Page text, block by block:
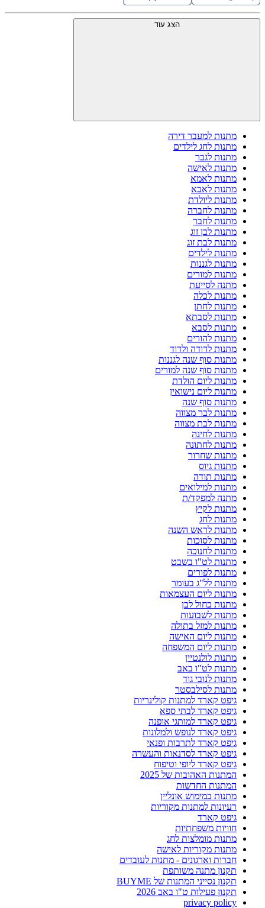
הצג עוד
מתנות למעבר דירה
מתנות לחג לילדים
מתנות לגבר
מתנות לאישה
מתנות לאמא
מתנות לאבא
מתנות ליולדת
מתנות לחברה
מתנות לחבר
מתנות לבן זוג
מתנות לבת זוג
מתנות לילדים
מתנות לגננות
מתנות למורים
מתנה לסייעת
מתנות לכלה
מתנות לחתן
מתנות לסבתא
מתנות לסבא
מתנות להורים
מתנות לדודה ולדוד
מתנות סוף שנה לגננות
מתנות סוף שנה למורים
מתנות ליום הולדת
מתנות ליום נישואין
מתנות סוף שנה
מתנות לבר מצווה
מתנות לבת מצווה
מתנות לחינה
מתנות לחתונה
מתנות שחרור
מתנות גיוס
מתנות תודה
מתנות למילואים
מתנה למפקד/ת
מתנות לקיץ
מתנות לחג
מתנות לראש השנה
מתנות לסוכות
מתנות לחנוכה
מתנות לט"ו בשבט
מתנות לפורים
מתנות לל"ג בעומר
מתנות ליום העצמאות
מתנות כחול לבן
מתנות לשבועות
מתנות למזל בתולה
מתנות ליום האישה
מתנות ליום המשפחה
מתנות לולנטיין
מתנות לט"ו באב
מתנות לנובי גוד
מתנות לסילבסטר
גיפט קארד למתנות קולינריות
גיפט קארד לבתי ספא
גיפט קארד למותגי אופנה
גיפט קארד לנופש ולמלונות
גיפט קארד לתרבות ופנאי
גיפט קארד לסדנאות והעשרה
גיפט קארד ליופי וטיפוח
המתנות האהובות של 2025
המתנות החדשות
מתנות במימוש אונליין
רעיונות למתנות מקוריות
גיפט קארד
חוויות משפחתיות
מתנות מומלצות לחג
מתנות מקוריות לאישה
חברות וארגונים - מתנות לעובדים
תקנון מתנה משותפת
תקנון נסייני המתנות של BUYME
תקנון פעילות ט"ו באב 2026
privacy policy